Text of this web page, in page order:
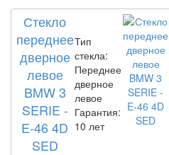
Стекло
переднее
дверное
левое
BMW 3
SERIE -
E-46 4D
SED
Тип
стекла:
Переднее
дверное
левое
Гарантия:
10 лет